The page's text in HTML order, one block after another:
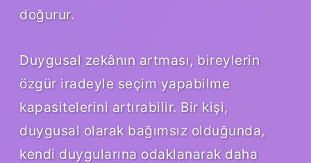
doğurur.
Duygusal zekânın artması, bireylerin
özgür iradeyle seçim yapabilme
kapasitelerini artırabilir. Bir kişi,
duygusal olarak bağımsız olduğunda,
kendi duygularına odaklanarak daha